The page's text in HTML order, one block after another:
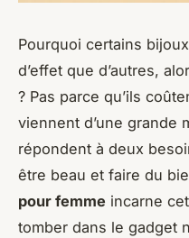
Pourquoi certains
d’effet que d’autres,
? Pas parce qu’ils
viennent d’une grande
répondent à deux
être beau et faire du
pour femme incarne
tomber dans le gadget